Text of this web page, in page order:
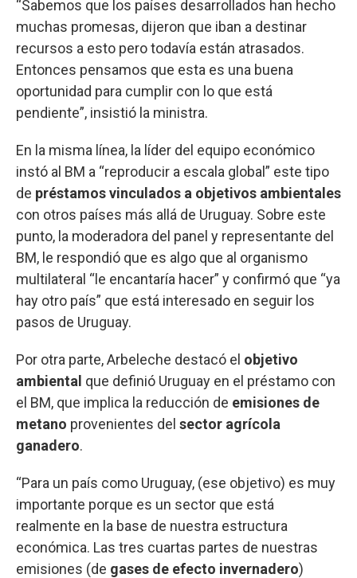
“Sabemos que los países desarrollados han hecho
muchas promesas, dijeron que iban a destinar
recursos a esto pero todavía están atrasados.
Entonces pensamos que esta es una buena
oportunidad para cumplir con lo que está
pendiente”, insistió la ministra.
En la misma línea, la líder del equipo económico
instó al BM a “reproducir a escala global” este tipo
de préstamos vinculados a objetivos ambientales
con otros países más allá de Uruguay. Sobre este
punto, la moderadora del panel y representante del
BM, le respondió que es algo que al organismo
multilateral “le encantaría hacer” y confirmó que “ya
hay otro país” que está interesado en seguir los
pasos de Uruguay.
Por otra parte, Arbeleche destacó el objetivo
ambiental que definió Uruguay en el préstamo con
el BM, que implica la reducción de emisiones de
metano provenientes del sector agrícola
ganadero.
“Para un país como Uruguay, (ese objetivo) es muy
importante porque es un sector que está
realmente en la base de nuestra estructura
económica. Las tres cuartas partes de nuestras
emisiones (de gases de efecto invernadero)